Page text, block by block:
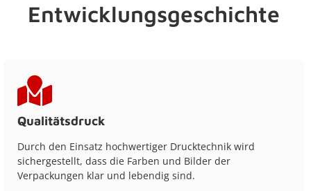
Entwicklungsgeschichte
Qualitätsdruck
Durch den Einsatz hochwertiger Drucktechnik wird
sichergestellt, dass die Farben und Bilder der
Verpackungen klar und lebendig sind.